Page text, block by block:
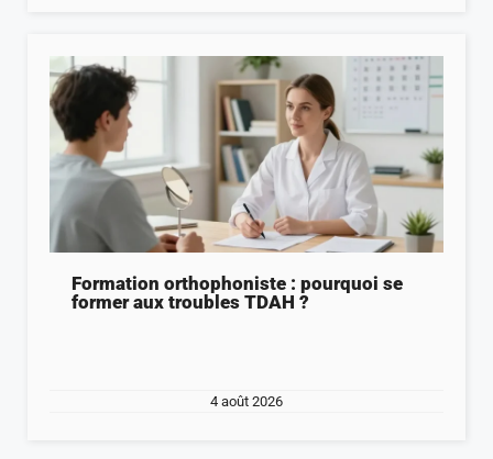
Formation orthophoniste : pourquoi se
former aux troubles TDAH ?
4 août 2026